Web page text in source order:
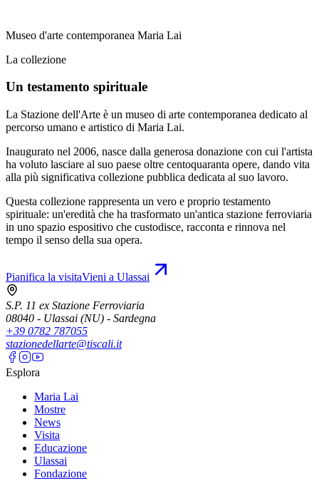
Museo d'arte contemporanea Maria Lai
La collezione
Un testamento spirituale
La Stazione dell'Arte è un museo di arte contemporanea dedicato al
percorso umano e artistico di Maria Lai.
Inaugurato nel 2006, nasce dalla generosa donazione con cui l'artista
ha voluto lasciare al suo paese oltre centoquaranta opere, dando vita
alla più significativa collezione pubblica dedicata al suo lavoro.
Questa collezione rappresenta un vero e proprio testamento
spirituale: un'eredità che ha trasformato un'antica stazione ferroviaria
in uno spazio espositivo che custodisce, racconta e rinnova nel
tempo il senso della sua opera.
Pianifica la visitaVieni a Ulassai
S.P. 11 ex Stazione Ferroviaria
08040 - Ulassai (NU) - Sardegna
+39 0782 787055
stazionedellarte@tiscali.it
Esplora
Maria Lai
Mostre
News
Visita
Educazione
Ulassai
Fondazione